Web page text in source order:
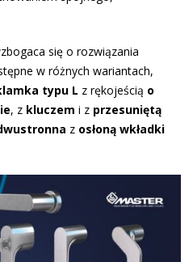
się o rozwiązania
w różnych wariantach,
typu L z rękojeścią o
, z kluczem i z przesuniętą
z osłoną wkładki